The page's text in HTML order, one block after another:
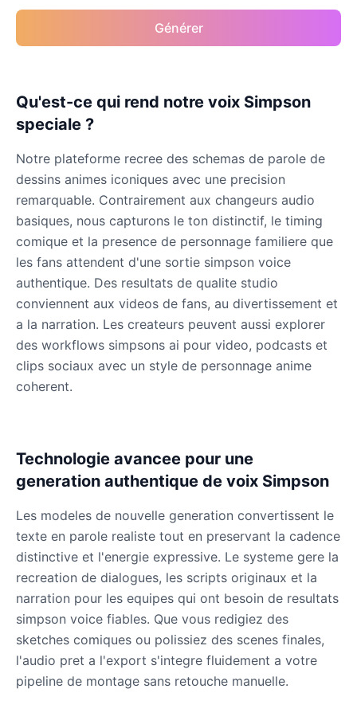
Générer
Qu'est-ce qui rend notre voix Simpson
speciale ?
Notre plateforme recree des schemas de parole de
dessins animes iconiques avec une precision
remarquable. Contrairement aux changeurs audio
basiques, nous capturons le ton distinctif, le timing
comique et la presence de personnage familiere que
les fans attendent d'une sortie simpson voice
authentique. Des resultats de qualite studio
conviennent aux videos de fans, au divertissement et
a la narration. Les createurs peuvent aussi explorer
des workflows simpsons ai pour video, podcasts et
clips sociaux avec un style de personnage anime
coherent.
Technologie avancee pour une
generation authentique de voix Simpson
Les modeles de nouvelle generation convertissent le
texte en parole realiste tout en preservant la cadence
distinctive et l'energie expressive. Le systeme gere la
recreation de dialogues, les scripts originaux et la
narration pour les equipes qui ont besoin de resultats
simpson voice fiables. Que vous redigiez des
sketches comiques ou polissiez des scenes finales,
l'audio pret a l'export s'integre fluidement a votre
pipeline de montage sans retouche manuelle.